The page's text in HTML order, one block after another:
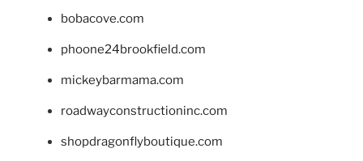
bobacove.com
phoone24brookfield.com
mickeybarmama.com
roadwayconstructioninc.com
shopdragonflyboutique.com